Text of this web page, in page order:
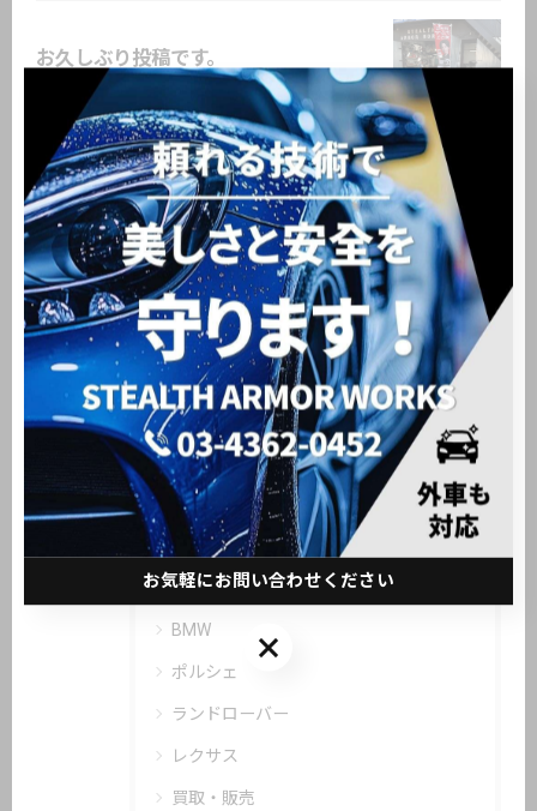
お久しぶり投稿です。
2026/03/07
#トヨタ #toyota #toyotaharrier
2025/12/01
2 3 4 5 ...
カテゴリー Categories
全てのカテゴリー
メルセデス・ベンツ
BMW
ポルシェ
ランドローバー
レクサス
買取・販売
お気軽にお問い合わせください
お気軽にお問い合わせください